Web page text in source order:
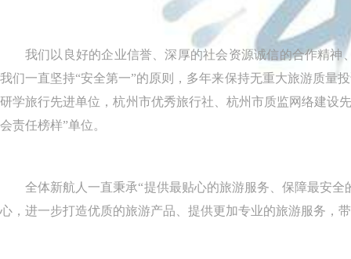
我们以良好的企业信誉、深厚的社会资源诚信的合作精
我们一直坚持“安全第一”的原则，多年来保持无重大旅游质量
研学旅行先进单位，杭州市优秀旅行社、杭州市质监网络建设
会责任榜样”单位。
全体新航人一直秉承“提供最贴心的旅游服务、保障最安
心，进一步打造优质的旅游产品、提供更加专业的旅游服务，